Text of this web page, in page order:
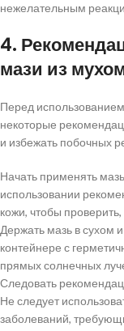
нежелательным
4.
мази из
Перед
некоторые
и избежать побочных
Начать применять
использовании
кожи, чтобы
Держать мазь в сухом
контейнере с
прямых солнечных
Следовать
Не следует
заболеваний,